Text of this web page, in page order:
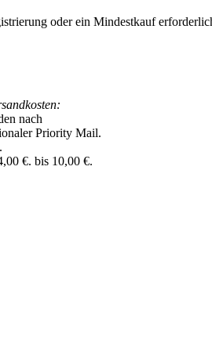
oder ein Mindestkauf
nach
Priority Mail.
€. bis 10,00 €.